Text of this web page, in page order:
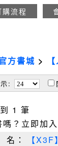
流程
方書城 >
:
1 筆
？立即加入
：
【